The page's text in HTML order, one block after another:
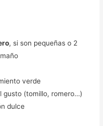
, si son pequeñas o 2
verde
gusto (tomillo, romero…)
dulce